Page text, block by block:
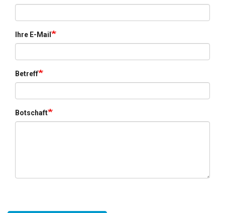
Ihre E-Mail
Betreff
Botschaft